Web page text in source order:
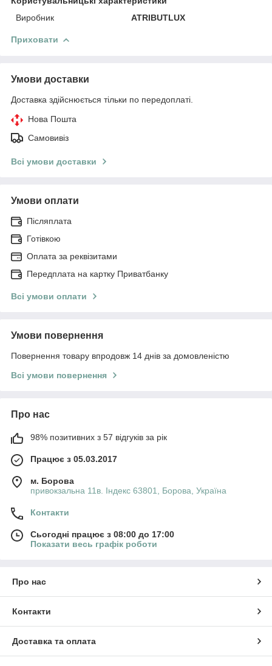
Виробник
ATRIBUTLUX
Приховати
Умови доставки
Доставка здійснюється тільки по передоплаті.
Нова Пошта
Самовивіз
Всі умови доставки
Умови оплати
Післяплата
Готівкою
Оплата за реквізитами
Передплата на картку Приватбанку
Всі умови оплати
Умови повернення
Повернення товару впродовж 14 днів за домовленістю
Всі умови повернення
Про нас
98% позитивних з 57 відгуків за рік
Працює з 05.03.2017
м. Борова
привокзальна 11в. Індекс 63801, Борова, Україна
Контакти
Сьогодні працює з 08:00 до 17:00
Показати весь графік роботи
Про нас
Контакти
Доставка та оплата